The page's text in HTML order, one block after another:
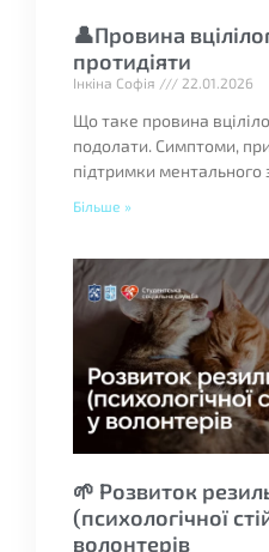
👤Провина
протидіяти
Інкіна Софія 22.01.2026
Що таке провина
подолати. Симптоми,
підтримки ментального
Більше »
🌱 Розвиток
(психологічної
волонтерів